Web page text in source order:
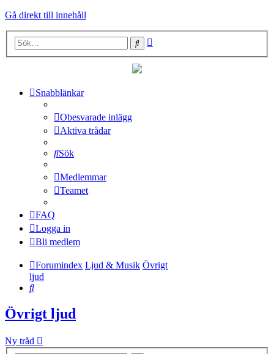
Gå direkt till innehåll
Sök
Snabblänkar
Obesvarade inlägg
Aktiva trådar
Sök
Medlemmar
Teamet
FAQ
Logga in
Bli medlem
Forumindex Ljud & Musik Övrigt
ljud
Sök
Övrigt ljud
Ny tråd